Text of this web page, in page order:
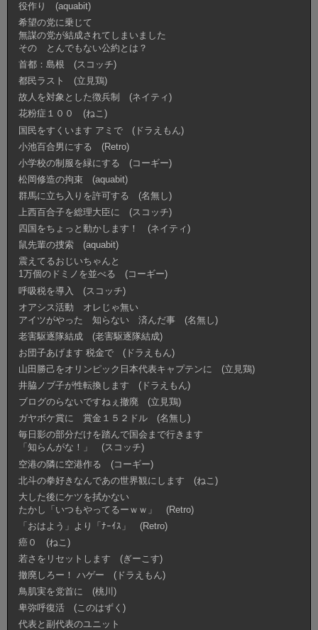
役作り (aquabit)
希望の党に乗じて
無謀の党が結成されてしまいました
その とんでもない公約とは？
首都：島根 (スコッチ)
都民ラスト (立見鶏)
故人を対象とした徴兵制 (ネイティ)
花粉症１００ (ねこ)
国民をすくいます アミで (ドラえもん)
小池百合男にする (Retro)
小学校の制服を緑にする (コーギー)
松岡修造の拘束 (aquabit)
群馬に立ち入りを許可する (名無し)
上西百合子を総理大臣に (スコッチ)
四国をちょっと動かします！ (ネイティ)
鼠先輩の捜索 (aquabit)
震えてるおじいちゃんと
1万個のドミノを並べる (コーギー)
呼吸税を導入 (スコッチ)
オアシス活動 オレじゃ無い
アイツがやった 知らない 済んだ事 (名無し)
老害駆逐隊結成 (老害駆逐隊結成)
お団子あげます 税金で (ドラえもん)
山田勝己をオリンピック日本代表キャプテンに (立見鶏)
井脇ノブ子が性転換します (ドラえもん)
ブログのらないですねぇ撤廃 (立見鶏)
ガヤボケ賞に 賞金１５２ドル (名無し)
毎日影の部分だけを踏んで国会まで行きます
「知らんがな！」 (スコッチ)
空港の隣に空港作る (コーギー)
北斗の拳好きなんであの世界観にします (ねこ)
大した後にケツを拭かない
たかし「いつもやってるーｗｗ」 (Retro)
「おはよう」より「ﾅｰｲｽ」 (Retro)
癌０ (ねこ)
若さをリセットします (ぎーこす)
撤廃しろー！ ハゲー (ドラえもん)
鳥肌実を党首に (桃川)
卑弥呼復活 (このはずく)
代表と副代表のユニット